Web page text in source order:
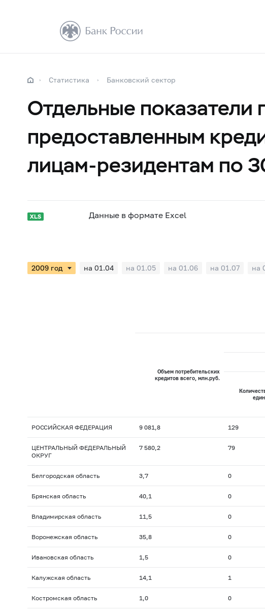
Статистика Банковский сектор
Отдельные показатели
предоставленным
лицам-резидентам по
Данные в формате Excel
на 01.04 на 01.05 на 01.06 на 01.07 на
Объем потребительских
кредитов всего, млн.руб.
РОССИЙСКАЯ ФЕДЕРАЦИЯ 9 081,8 129
ЦЕНТРАЛЬНЫЙ ФЕДЕРАЛЬНЫЙ
ОКРУГ
7 580,2 79
Белгородская область 3,7 0
Брянская область 40,1 0
Владимирская область 11,5 0
Воронежская область 35,8 0
Ивановская область 1,5 0
Калужская область 14,1 1
Костромская область 1,0 0